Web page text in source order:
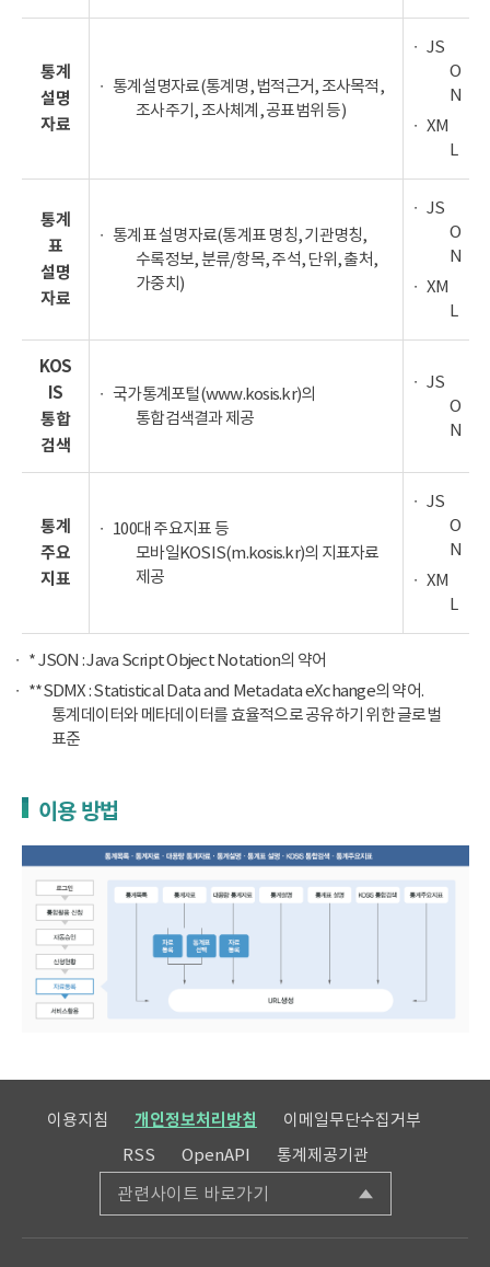
통계
설명
자료
통계설명자료(통계명, 법적근거, 조사목적,
조사주기, 조사체계, 공표범위 등)
JS
O
N
XM
L
통계
표
설명
자료
통계표 설명자료(통계표 명칭, 기관명칭,
수록정보, 분류/항목, 주석, 단위, 출처,
가중치)
JS
O
N
XM
L
KOS
IS
통합
검색
국가통계포털(www.kosis.kr)의
통합검색결과 제공
JS
O
N
통계
주요
지표
100대 주요지표 등
모바일KOSIS(m.kosis.kr)의 지표자료
제공
JS
O
N
XM
L
* JSON : Java Script Object Notation의 약어
**SDMX : Statistical Data and Metadata eXchange의 약어.
통계데이터와 메타데이터를 효율적으로 공유하기 위한 글로벌
표준
이용 방법
이용지침 개인정보처리방침
이메일무단수집거부
RSS
OpenAPI 통계제공기관
관련사이트 바로가기